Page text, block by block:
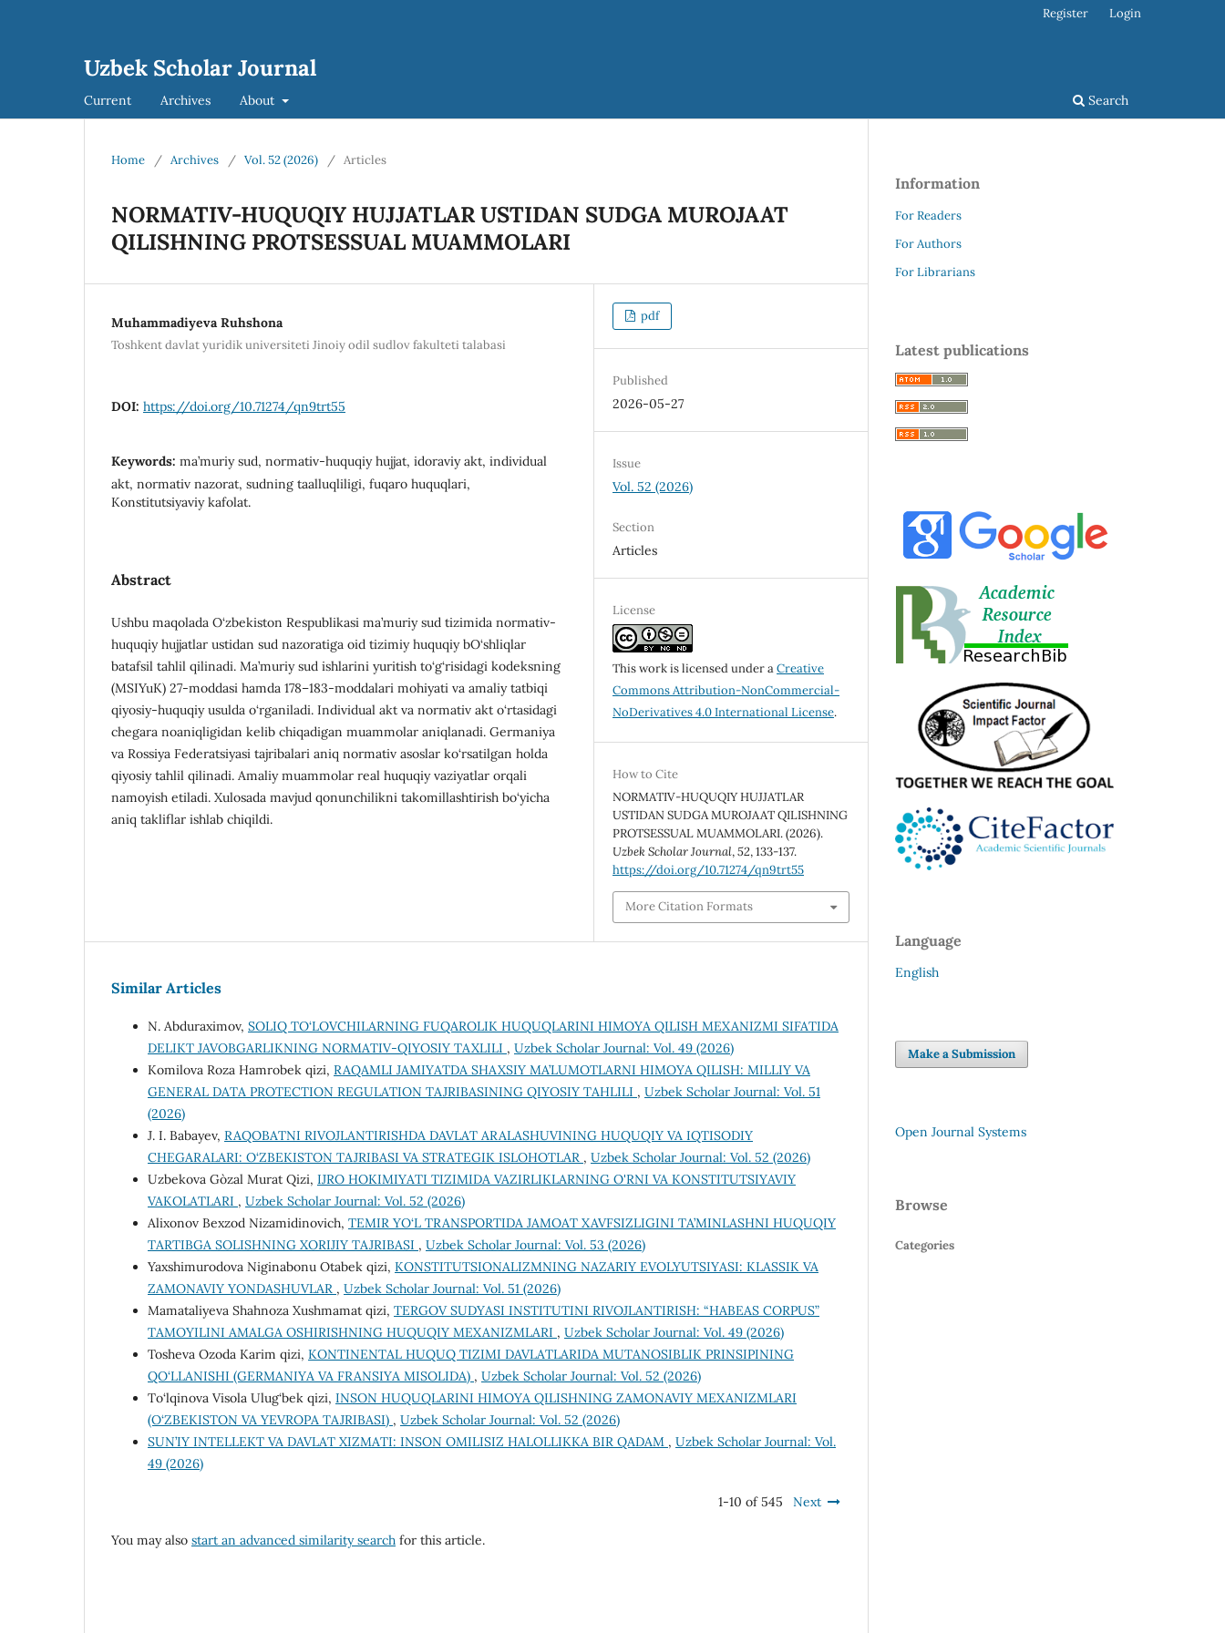
Uzbek Scholar Journal
Current Archives About Search
Register Login
Home / Archives / Vol. 52 (2026) / Articles
NORMATIV-HUQUQIY HUJJATLAR USTIDAN SUDGA MUROJAAT
QILISHNING PROTSESSUAL MUAMMOLARI
Muhammadiyeva Ruhshona
Toshkent davlat yuridik universiteti Jinoiy odil sudlov fakulteti talabasi
DOI: https://doi.org/10.71274/qn9trt55
Keywords: ma’muriy sud, normativ-huquqiy hujjat, idoraviy akt, individual
akt, normativ nazorat, sudning taalluqliligi, fuqaro huquqlari,
Konstitutsiyaviy kafolat.
Abstract
Ushbu maqolada O‘zbekiston Respublikasi ma’muriy sud tizimida normativ-
huquqiy hujjatlar ustidan sud nazoratiga oid tizimiy huquqiy bO‘shliqlar
batafsil tahlil qilinadi. Ma’muriy sud ishlarini yuritish to‘g‘risidagi kodeksning
(MSIYuK) 27-moddasi hamda 178–183-moddalari mohiyati va amaliy tatbiqi
qiyosiy-huquqiy usulda o‘rganiladi. Individual akt va normativ akt o‘rtasidagi
chegara noaniqligidan kelib chiqadigan muammolar aniqlanadi. Germaniya
va Rossiya Federatsiyasi tajribalari aniq normativ asoslar ko‘rsatilgan holda
qiyosiy tahlil qilinadi. Amaliy muammolar real huquqiy vaziyatlar orqali
namoyish etiladi. Xulosada mavjud qonunchilikni takomillashtirish bo‘yicha
aniq takliflar ishlab chiqildi.
pdf
Published
2026-05-27
Issue
Vol. 52 (2026)
Section
Articles
License
This work is licensed under aCreative
Commons Attribution-NonCommercial-
NoDerivatives 4.0 International License.
How to Cite
NORMATIV-HUQUQIY HUJJATLAR
USTIDAN SUDGA MUROJAAT QILISHNING
PROTSESSUAL MUAMMOLARI. (2026).
Uzbek Scholar Journal,52, 133-137.
https://doi.org/10.71274/qn9trt55
More Citation Formats
Similar Articles
N. Abduraximov, SOLIQ TO‘LOVCHILARNING FUQAROLIK HUQUQLARINI HIMOYA QILISH MEXANIZMI SIFATIDA
DELIKT JAVOBGARLIKNING NORMATIV-QIYOSIY TAXLILI , Uzbek Scholar Journal: Vol. 49 (2026)
Komilova Roza Hamrobek qizi, RAQAMLI JAMIYATDA SHAXSIY MA’LUMOTLARNI HIMOYA QILISH: MILLIY VA
GENERAL DATA PROTECTION REGULATION TAJRIBASINING QIYOSIY TAHLILI , Uzbek Scholar Journal: Vol. 51
(2026)
J. I. Babayev, RAQOBATNI RIVOJLANTIRISHDA DAVLAT ARALASHUVINING HUQUQIY VA IQTISODIY
CHEGARALARI: O‘ZBEKISTON TAJRIBASI VA STRATEGIK ISLOHOTLAR , Uzbek Scholar Journal: Vol. 52 (2026)
Uzbekova Go`zal Murat Qizi, IJRO HOKIMIYATI TIZIMIDA VAZIRLIKLARNING O'RNI VA KONSTITUTSIYAVIY
VAKOLATLARI , Uzbek Scholar Journal: Vol. 52 (2026)
Alixonov Bexzod Nizamidinovich, TEMIR YO‘L TRANSPORTIDA JAMOAT XAVFSIZLIGINI TA’MINLASHNI HUQUQIY
TARTIBGA SOLISHNING XORIJIY TAJRIBASI , Uzbek Scholar Journal: Vol. 53 (2026)
Yaxshimurodova Niginabonu Otabek qizi, KONSTITUTSIONALIZMNING NAZARIY EVOLYUTSIYASI: KLASSIK VA
ZAMONAVIY YONDASHUVLAR , Uzbek Scholar Journal: Vol. 51 (2026)
Mamataliyeva Shahnoza Xushmamat qizi, TERGOV SUDYASI INSTITUTINI RIVOJLANTIRISH: “HABEAS CORPUS”
TAMOYILINI AMALGA OSHIRISHNING HUQUQIY MEXANIZMLARI , Uzbek Scholar Journal: Vol. 49 (2026)
Tosheva Ozoda Karim qizi, KONTINENTAL HUQUQ TIZIMI DAVLATLARIDA MUTANOSIBLIK PRINSIPINING
QO‘LLANISHI (GERMANIYA VA FRANSIYA MISOLIDA) , Uzbek Scholar Journal: Vol. 52 (2026)
Tо‘lqinоvа Visоlа Ulug‘bek qizi, INSON HUQUQLARINI HIMOYA QILISHNING ZAMONAVIY MEXANIZMLARI
(O‘ZBEKISTON VA YEVROPA TAJRIBASI) , Uzbek Scholar Journal: Vol. 52 (2026)
SUN’IY INTELLEKT VA DAVLAT XIZMATI: INSON OMILISIZ HALOLLIKKA BIR QADAM , Uzbek Scholar Journal: Vol.
49 (2026)
1-10 of 545 Next
You may also start an advanced similarity search for this article.
Information
For Readers
For Authors
For Librarians
Latest publications
Language
English
Make a Submission
Open Journal Systems
Browse
Categories